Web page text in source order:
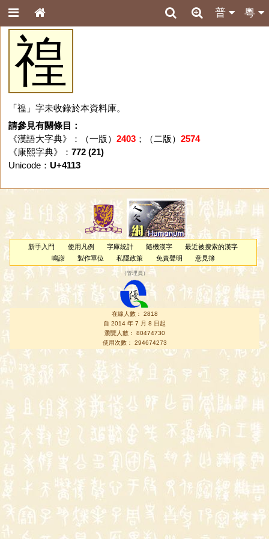
粵
普
䄓
「䄓」字未收錄於本資料庫。
請參見有關條目：
《漢語大字典》：（一版） 2403；（二版） 2574
《康熙字典》： 772 (21)
Unicode： U+4113
新手入門 使用凡例 字庫統計 隨機漢字
最近被搜索的漢字
鳴謝
製作單位 私隱政策 免責聲明 意見簿
（管理員 ）
在線人數： 2818
自 2014 年 7 月 8 日起
瀏覽人數： 80474730
使用次數： 294674273